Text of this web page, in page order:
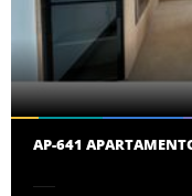
AP-641